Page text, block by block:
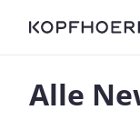
Alle